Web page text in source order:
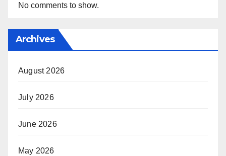
No comments to show.
Archives
August 2026
July 2026
June 2026
May 2026